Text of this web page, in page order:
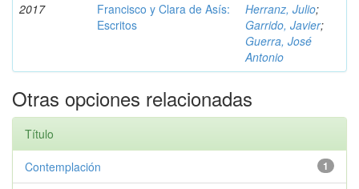
2017
Francisco y Clara de Asís:
Escritos
Herranz, Julio;
Garrido, Javier;
Guerra, José
Antonio
Otras opciones relacionadas
Título
1
Contemplación